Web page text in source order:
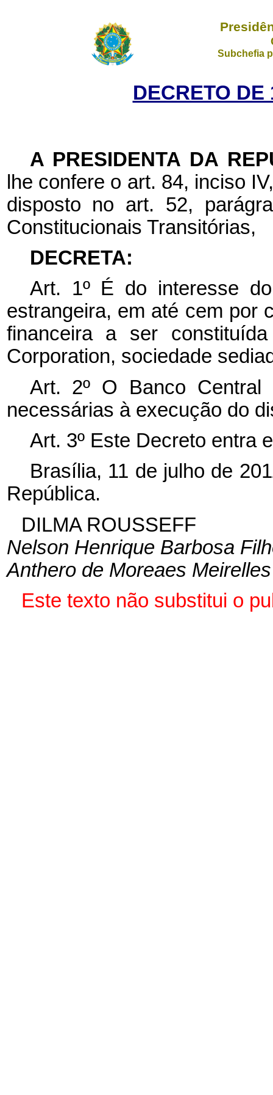
Subchefia
DECRETO DE
A PRESIDENTA DA
lhe confere o art. 84, inciso
disposto no art. 52,
Constitucionais Transitórias,
DECRETA:
Art. 1º É do interesse
estrangeira, em até cem por
financeira a ser
Corporation, sociedade
Art. 2º O Banco Central
necessárias à execução do
Art. 3º Este Decreto entra
Brasília, 11 de julho de
República.
DILMA ROUSSEFF
Nelson Henrique Barbosa
Anthero de Moreaes Meirelles
Este texto não substitui o